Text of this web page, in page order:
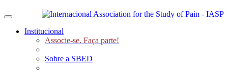
Toggle navigation
Institucional
Associe-se. Faça parte!
Sobre a SBED